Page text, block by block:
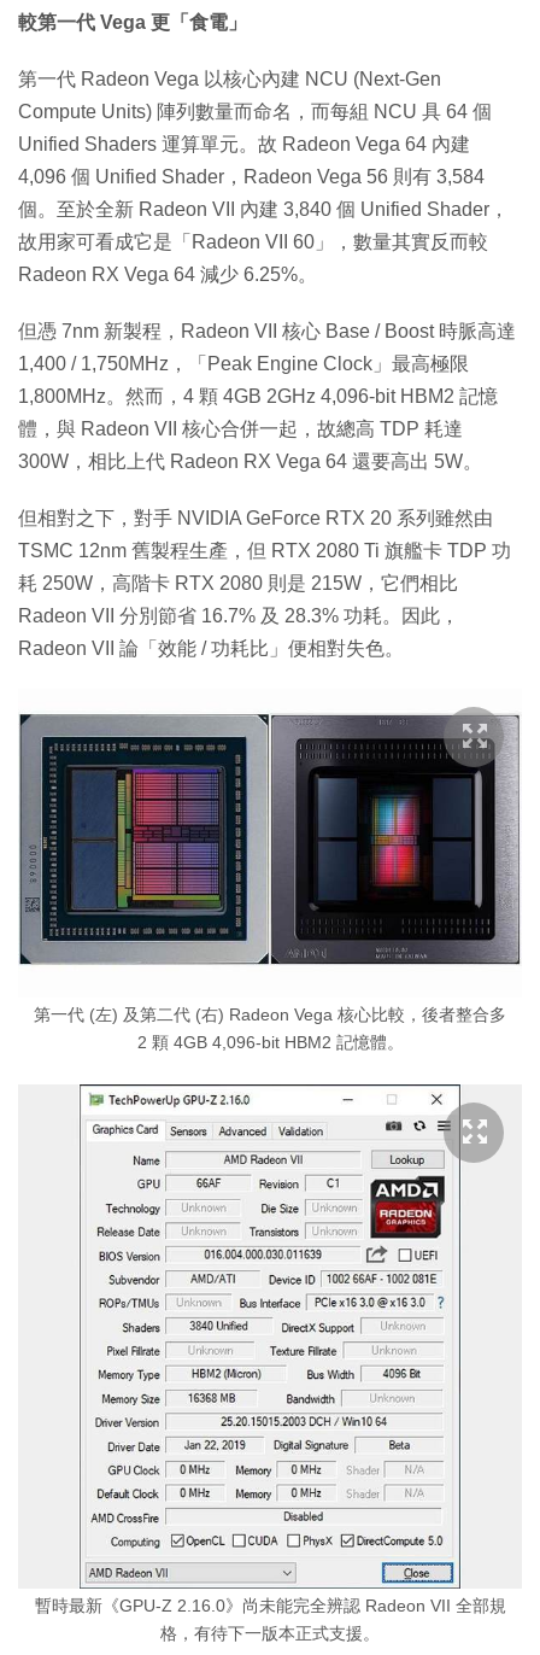
較第一代 Vega 更「食電」
第一代 Radeon Vega 以核心內建 NCU (Next-Gen
Compute Units) 陣列數量而命名，而每組 NCU 具 64 個
Unified Shaders 運算單元。故 Radeon Vega 64 內建
4,096 個 Unified Shader，Radeon Vega 56 則有 3,584
個。至於全新 Radeon VII 內建 3,840 個 Unified Shader，
故用家可看成它是「Radeon VII 60」，數量其實反而較
Radeon RX Vega 64 減少 6.25%。
但憑 7nm 新製程，Radeon VII 核心 Base / Boost 時脈高達
1,400 / 1,750MHz，「Peak Engine Clock」最高極限
1,800MHz。然而，4 顆 4GB 2GHz 4,096-bit HBM2 記憶
體，與 Radeon VII 核心合併一起，故總高 TDP 耗達
300W，相比上代 Radeon RX Vega 64 還要高出 5W。
但相對之下，對手 NVIDIA GeForce RTX 20 系列雖然由
TSMC 12nm 舊製程生產，但 RTX 2080 Ti 旗艦卡 TDP 功
耗 250W，高階卡 RTX 2080 則是 215W，它們相比
Radeon VII 分別節省 16.7% 及 28.3% 功耗。因此，
Radeon VII 論「效能 / 功耗比」便相對失色。
第一代 (左) 及第二代 (右) Radeon Vega 核心比較，後者整合多
2 顆 4GB 4,096-bit HBM2 記憶體。
暫時最新《GPU-Z 2.16.0》尚未能完全辨認 Radeon VII 全部規
格，有待下一版本正式支援。